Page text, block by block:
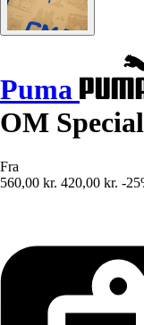
Puma
OM
Fra
560,00 kr. 420,00 kr. -